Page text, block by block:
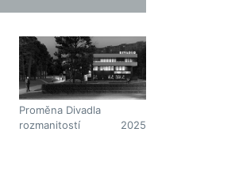
Proměna Divadla
rozmanitostí
2025